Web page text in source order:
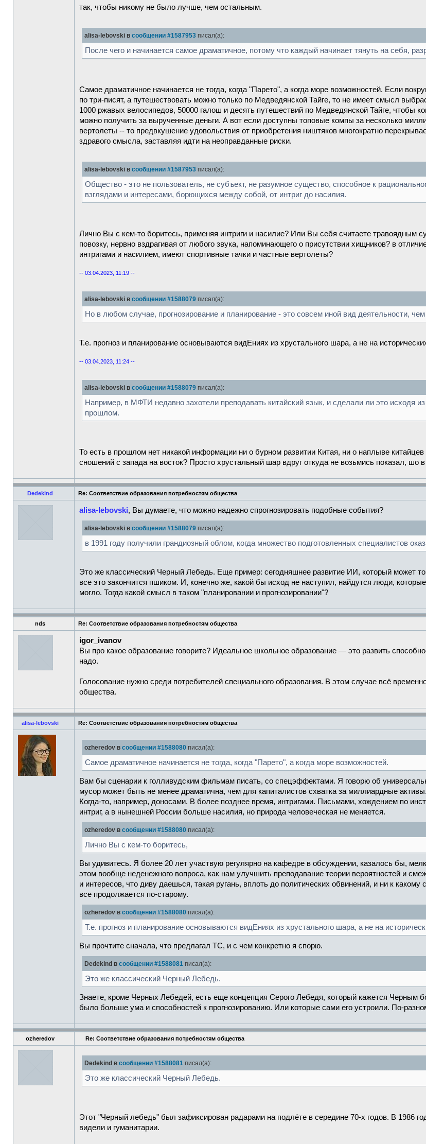
так, чтобы никому не было лучше, чем остальным.
alisa-lebovski в сообщении #1587953 писал(а):
После чего и начинается самое драматичное, потому что каждый начинает тянуть на себя,
Самое драматичное начинается не тогда, когда "Парето", а когда море возможностей. Если
по три-писят, а путешествовать можно только по Медведянской Тайге, то не имеет смысл
1000 ржавых велосипедов, 50000 галош и десять путешествий по Медведянской Тайге, чтобы
можно получить за вырученные деньги. А вот если доступны топовые компы за несколько
вертолеты -- то предвкушение удовольствия от приобретения ништяков многократно
здравого смысла, заставляя идти на неоправданные риски.
alisa-lebovski в сообщении #1587953 писал(а):
Общество - это не пользователь, не субъект, не разумное существо, способное к
взглядами и интересами, борющихся между собой, от интриг до насилия.
Лично Вы с кем-то боритесь, применяя интриги и насилие? Или Вы себя считаете
повозку, нервно вздрагивая от любого звука, напоминающего о присутствии хищников? в
интригами и насилием, имеют спортивные тачки и частные вертолеты?
-- 03.04.2023, 11:19 --
alisa-lebovski в сообщении #1588079 писал(а):
Но в любом случае, прогнозирование и планирование - это совсем иной вид деятельности,
Т.е. прогноз и планирование основываются видЕниях из хрустального шара, а не на
-- 03.04.2023, 11:24 --
alisa-lebovski в сообщении #1588079 писал(а):
Например, в МФТИ недавно захотели преподавать китайский язык, и сделали ли это исходя
прошлом.
То есть в прошлом нет никакой информации ни о бурном развитии Китая, ни о наплыве
сношений с запада на восток? Просто хрустальный шар вдруг откуда не возьмись показал, шо
Dedekind Re: Соответствие образования потребностям общества
alisa-lebovski, Вы думаете, что можно надежно спрогнозировать подобные события?
alisa-lebovski в сообщении #1588079 писал(а):
в 1991 году получили грандиозный облом, когда множество подготовленных специалистов
Это же классический Черный Лебедь. Еще пример: сегодняшнее развитие ИИ, который может
все это закончится пшиком. И, конечно же, какой бы исход не наступил, найдутся люди,
могло. Тогда какой смысл в таком "планировании и прогнозировании"?
nds Re: Соответствие образования потребностям общества
igor_ivanov
Вы про какое образование говорите? Идеальное школьное образование — это развить
надо.
Голосование нужно среди потребителей специального образования. В этом случае всё
общества.
alisa-lebovski Re: Соответствие образования потребностям общества
ozheredov в сообщении #1588080 писал(а):
Самое драматичное начинается не тогда, когда "Парето", а когда море возможностей.
Вам бы сценарии к голливудским фильмам писать, со спецэффектами. Я говорю об
мусор может быть не менее драматична, чем для капиталистов схватка за миллиардные
Когда-то, например, доносами. В более позднее время, интригами. Письмами, хождением по
интриг, а в нынешней России больше насилия, но природа человеческая не меняется.
ozheredov в сообщении #1588080 писал(а):
Лично Вы с кем-то боритесь,
Вы удивитесь. Я более 20 лет участвую регулярно на кафедре в обсуждении, казалось бы,
этом вообще неденежного вопроса, как нам улучшить преподавание теории вероятностей и
и интересов, что диву даешься, такая ругань, вплоть до политических обвинений, и ни к
все продолжается по-старому.
ozheredov в сообщении #1588080 писал(а):
Т.е. прогноз и планирование основываются видЕниях из хрустального шара, а не на
Вы прочтите сначала, что предлагал ТС, и с чем конкретно я спорю.
Dedekind в сообщении #1588081 писал(а):
Это же классический Черный Лебедь.
Знаете, кроме Черных Лебедей, есть еще концепция Серого Лебедя, который кажется
было больше ума и способностей к прогнозированию. Или которые сами его устроили. По-
ozheredov Re: Соответствие образования потребностям общества
Dedekind в сообщении #1588081 писал(а):
Это же классический Черный Лебедь.
Этот "Черный лебедь" был зафиксирован радарами на подлёте в середине 70-х годов. В 1986
видели и гуманитарии.